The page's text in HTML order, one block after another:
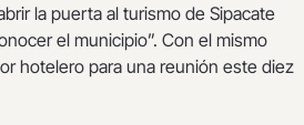
la puerta al turismo de Sipacate
el municipio”. Con el mismo
hotelero para una reunión este diez